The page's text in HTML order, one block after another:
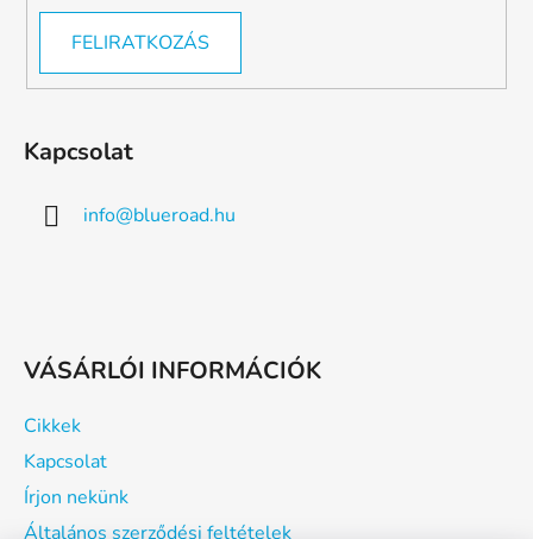
FELIRATKOZÁS
Kapcsolat
info@blueroad.hu
VÁSÁRLÓI INFORMÁCIÓK
Cikkek
Kapcsolat
Írjon nekünk
Általános szerződési feltételek